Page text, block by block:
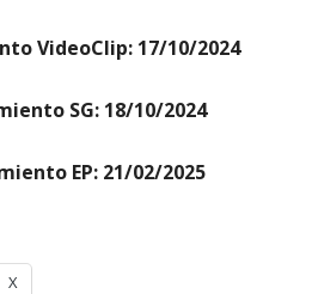
VideoClip: 17/10/2024
SG: 18/10/2024
EP: 21/02/2025
X